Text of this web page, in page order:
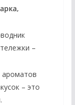
–
ароматов
– это